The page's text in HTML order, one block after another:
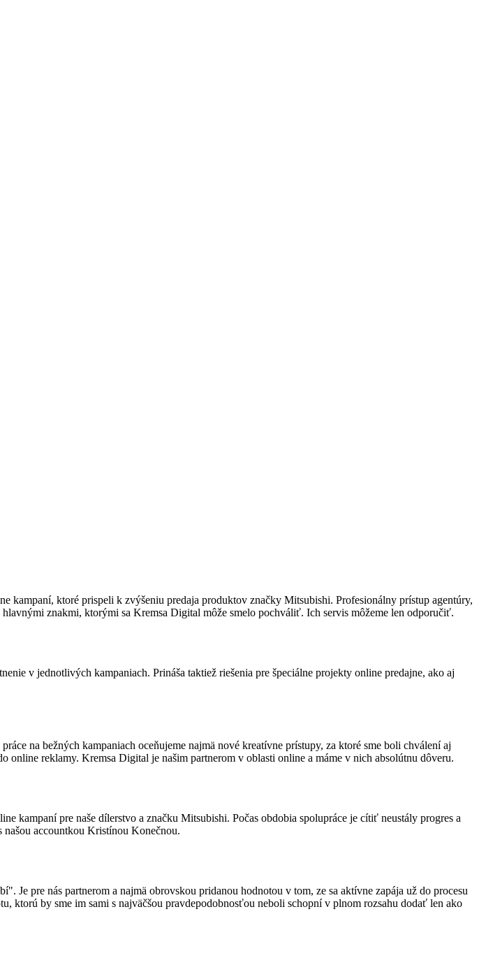
ktoré prispeli k zvýšeniu predaja produktov značky Mitsubishi. Profesionálny prístup agentúry,
znakmi, ktorými sa Kremsa Digital môže smelo pochváliť. Ich servis môžeme len odporučiť.
v jednotlivých kampaniach. Prináša taktiež riešenia pre špeciálne projekty online predajne, ako aj
na bežných kampaniach oceňujeme najmä nové kreatívne prístupy, za ktoré sme boli chválení aj
reklamy. Kremsa Digital je našim partnerom v oblasti online a máme v nich absolútnu dôveru.
kampaní pre naše dílerstvo a značku Mitsubishi. Počas obdobia spolupráce je cítiť neustály progres a
accountkou Kristínou Konečnou.
Je pre nás partnerom a najmä obrovskou pridanou hodnotou v tom, ze sa aktívne zapája už do procesu
ktorú by sme im sami s najväčšou pravdepodobnosťou neboli schopní v plnom rozsahu dodať len ako